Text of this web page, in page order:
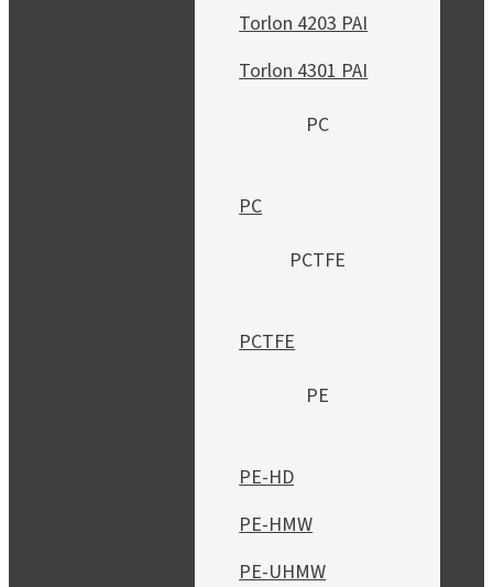
Torlon 4203 PAI
Torlon 4301 PAI
PC
PC
PCTFE
PCTFE
PE
PE-HD
PE-HMW
PE-UHMW